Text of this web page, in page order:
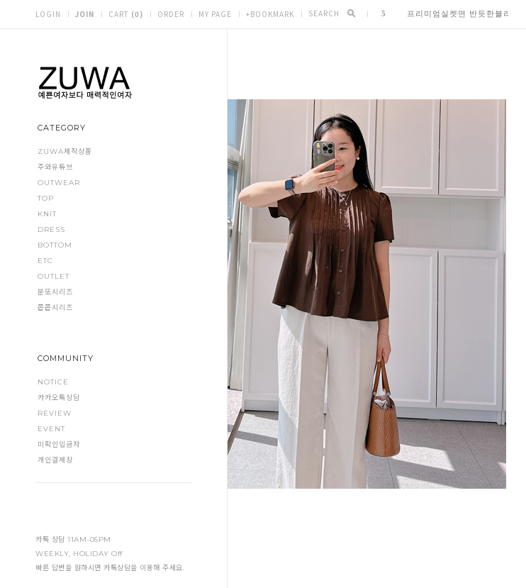
LOGIN JOIN CART (0) ORDER MY PAGE +BOOKMARK SEARCH 5 프리미엄실켓면 반듯한블라우
8 쿨모던 오픈카라포켓셔츠 (B2-
홀가먼트 린넨이너민소매니트
나그랑어깨여리핏 썸머쿨니트
1 수피마코튼 썸머니트 (K1-117
구김적은찰랑분또 트임티 (T1-
CATEGORY
ZUWA제작상품
주와유튜브
OUTWEAR
TOP
KNIT
DRESS
BOTTOM
ETC
OUTLET
분또시리즈
쫀쫀시리즈
COMMUNITY
NOTICE
카카오톡상담
REVIEW
EVENT
미확인입금자
개인결제창
카톡 상담 11AM-05PM
WEEKLY, HOLIDAY Off
빠른 답변을 원하시면 카톡상담을 이용해 주세요.